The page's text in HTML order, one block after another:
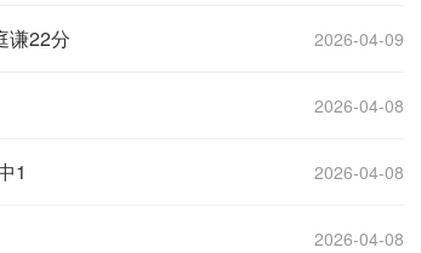
谦22分 2026-04-09
2026-04-08
1 2026-04-08
2026-04-08